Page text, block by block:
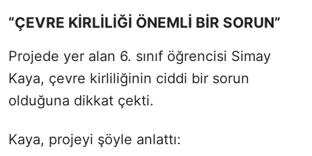
“ÇEVRE KİRLİLİĞİ ÖNEMLİ BİR SORUN”
Projede yer alan 6. sınıf öğrencisi Simay
Kaya, çevre kirliliğinin ciddi bir sorun
olduğuna dikkat çekti.
Kaya, projeyi şöyle anlattı: